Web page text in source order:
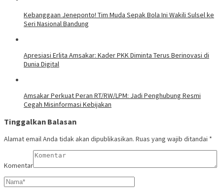
Kebanggaan Jeneponto! Tim Muda Sepak Bola Ini Wakili Sulsel ke
Seri Nasional Bandung
Apresiasi Erlita Amsakar: Kader PKK Diminta Terus Berinovasi di
Dunia Digital
Amsakar Perkuat Peran RT/RW/LPM: Jadi Penghubung Resmi
Cegah Misinformasi Kebijakan
Tinggalkan Balasan
Alamat email Anda tidak akan dipublikasikan. Ruas yang wajib ditandai *
Komentar